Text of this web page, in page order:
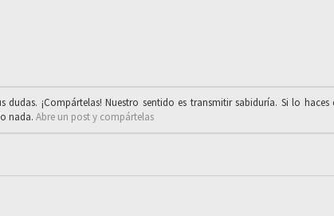
dudas. ¡Compártelas! Nuestro sentido es transmitir sabiduría. Si lo
nada. Abre un post y compártelas